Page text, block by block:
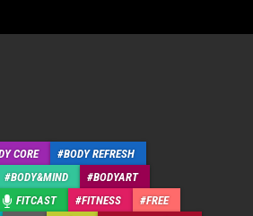
CORE
BODY REFRESH
BODY&MIND
BODYART
FITCAST FITNESS
FREE